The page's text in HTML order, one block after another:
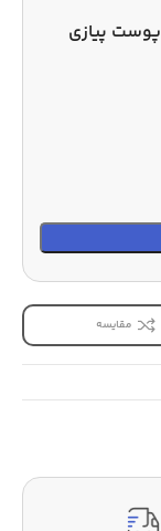
پوست پیازی
مقایسه